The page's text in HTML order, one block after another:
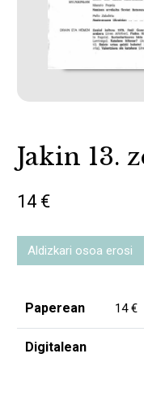
Jakin 13.
14 €
Aldizkari osoa erosi
Paperean 14 €
Digitalean